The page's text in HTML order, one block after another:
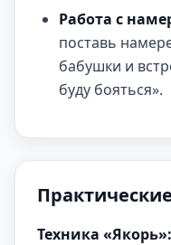
Работа с
поставь
бабушки и
буду бояться».
Техника «Якорь»: